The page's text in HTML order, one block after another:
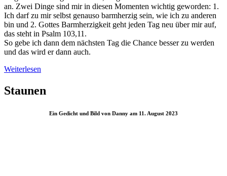
an. Zwei Dinge sind mir in diesen Momenten wichtig geworden: 1.
Ich darf zu mir selbst genauso barmherzig sein, wie ich zu anderen
bin und 2. Gottes Barmherzigkeit geht jeden Tag neu über mir auf,
das steht in Psalm 103,11.
So gebe ich dann dem nächsten Tag die Chance besser zu werden
und das wird er dann auch.
Weiterlesen
Staunen
Ein Gedicht und Bild von Danny am 11. August 2023